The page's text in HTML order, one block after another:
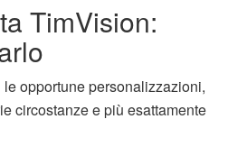
TimVision:
opportune personalizzazioni,
circostanze e più esattamente